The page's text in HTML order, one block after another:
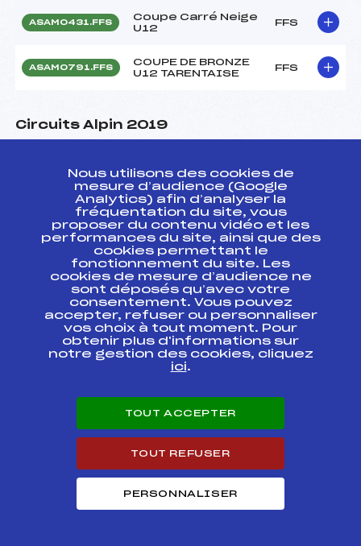
ASAM0431.FFS
Coupe Carré Neige
U12
FFS
ASAM0791.FFS
COUPE DE BRONZE
U12 TARENTAISE
FFS
Circuits Alpin 2019
Circuits
Coupe d'Argent U12 Savoie – Trophée
Carré Neige (Garçons)
Résultats Alpin 2018
Course Cat.
ASAM1182
COUPE DE BRONZE
TARENTAISE
FFS
COUPE DE BRONZE
U12 GARCONS
COUPE D'ARGENT
CARRE NEIGE
Nous utilisons des cookies de
mesure d’audience (Google
Analytics) afin d’analyser la
fréquentation du site, vous
proposer du contenu vidéo et les
performances du site, ainsi que des
cookies permettant le
fonctionnement du site. Les
cookies de mesure d’audience ne
sont déposés qu’avec votre
consentement. Vous pouvez
accepter, refuser ou personnaliser
vos choix à tout moment. Pour
obtenir plus d'informations sur
notre gestion des cookies, cliquez
ici.
TOUT ACCEPTER
TOUT REFUSER
PERSONNALISER